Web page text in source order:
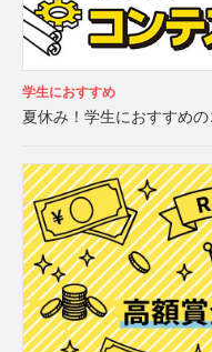
学生におすすめ
夏休み！学生におすすめ